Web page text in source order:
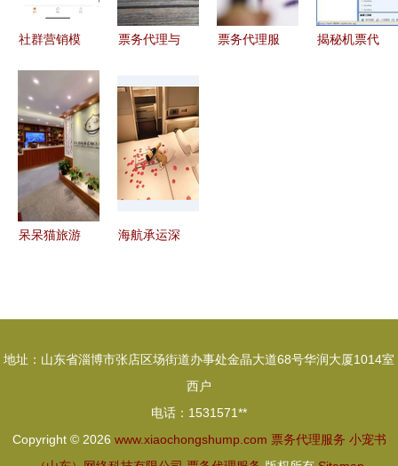
务服务
象
社群营销模
行业如何通
过社群团购
玩转票务代
理服务
票务代理与
谋背后 诚
信危机下的
治理挑战
票务代理服
揭秘机票代
呆呆猫旅游
窠臼
海航承运深
多少钱一张
地址：山东省淄博市张店区场街道办事处金晶大道68号华润大厦1014室
西户
电话：1531571**
Copyright © 2026 www.xiaochongshump.com 票务代理服务 小宠书